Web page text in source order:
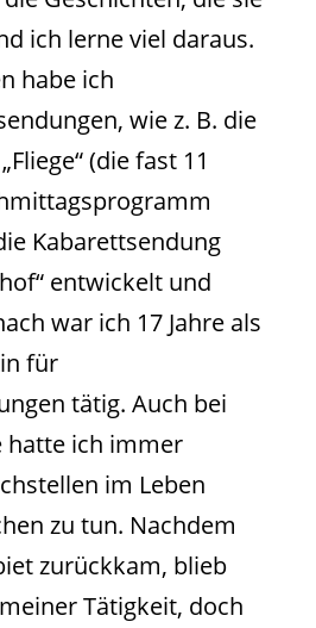
ich lerne viel daraus.
habe ich
wie z. B. die
(die fast 11
Kabarettsendung
entwickelt und
war ich 17 Jahre als
für
tätig. Auch bei
hatte ich immer
im Leben
zu tun. Nachdem
zurückkam, blieb
Tätigkeit, doch